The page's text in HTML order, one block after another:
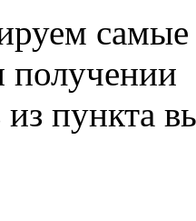
получении
пункта